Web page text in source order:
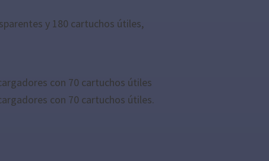
y 180 cartuchos útiles,
con 70 cartuchos útiles
con 70 cartuchos útiles.